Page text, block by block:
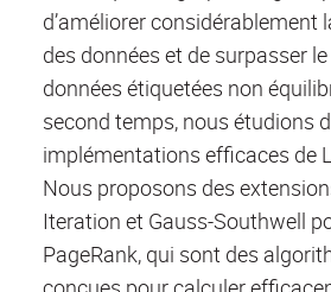
d’améliorer considérablement
des données et de surpasser
données étiquetées non
second temps, nous étudions
implémentations efficaces de
Nous proposons des
Iteration et Gauss-Southwell
PageRank, qui sont des